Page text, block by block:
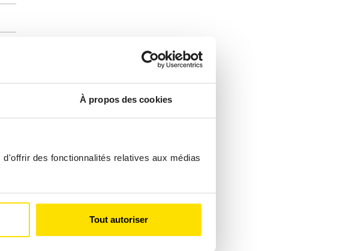
À propos des cookies
des fonctionnalités relatives aux médias
Tout autoriser